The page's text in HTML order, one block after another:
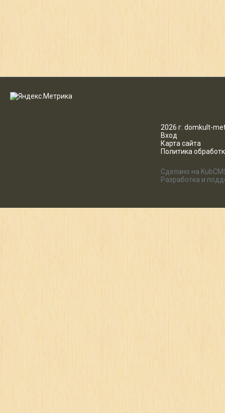
2026 г. domkult-
Вход
Карта сайта
Политика
Сделано на
Разработка и